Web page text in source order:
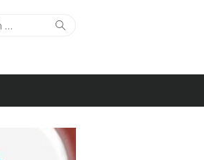
Search